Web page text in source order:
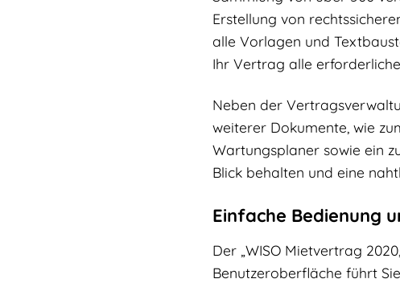
Erstellung von
alle Vorlagen und
Ihr Vertrag alle
Neben der
weiterer Dokumente, wie
Wartungsplaner sowie ein
Blick behalten und eine
Einfache Bedienung
Der „WISO Mietvertrag
Benutzeroberfläche führt